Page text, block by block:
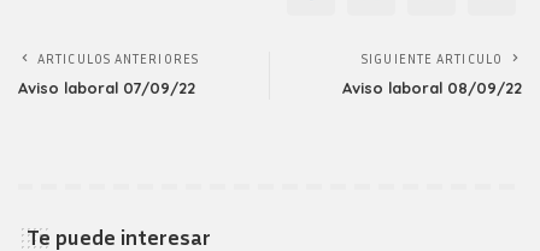
ARTICULOS ANTERIORES
Aviso laboral 07/09/22
SIGUIENTE ARTICULO
Aviso laboral 08/09/22
Te puede interesar